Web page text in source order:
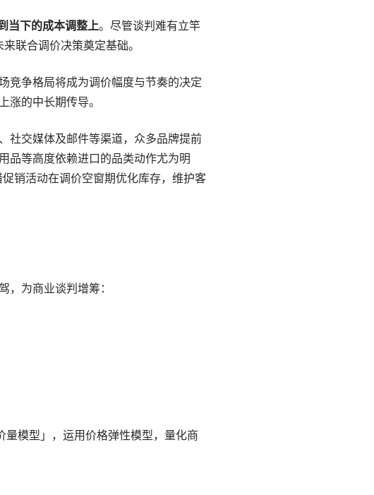
当下的成本调整上。尽管谈判难有立竿
联合调价决策奠定基础。
竞争格局将成为调价幅度与节奏的决定
涨的中长期传导。
社交媒体及邮件等渠道，众多品牌提前
品等高度依赖进口的品类动作尤为明
销活动在调价空窗期优化库存，维护客
，为商业谈判增筹：
量模型」
，运用价格弹性模型，量化商